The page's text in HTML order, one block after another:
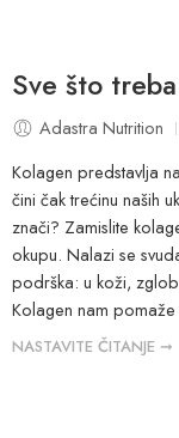
Sve što
Adastra Nutrition
Kolagen predstavlja
čini čak trećinu naših
znači? Zamislite
okupu. Nalazi se
podrška: u koži,
Kolagen nam
NASTAVITE ČITANJE ➞